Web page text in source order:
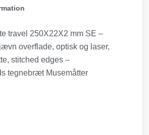
travel 250X22X2 mm SE –
overflade, optisk og laser,
stitched edges –
tegnebræt Musemåtter